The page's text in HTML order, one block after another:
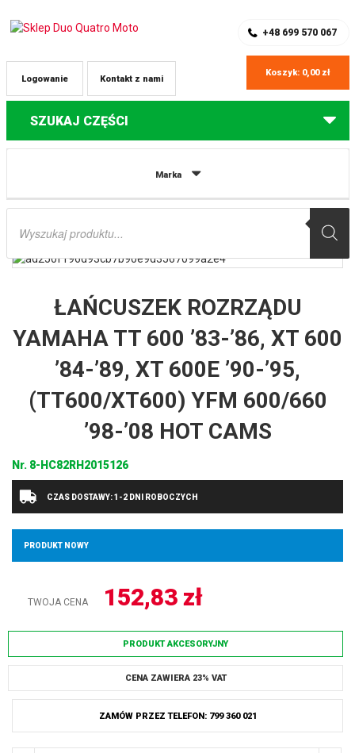
+48 699 570 067
Kontakt z nami
Logowanie
Koszyk: 0,00 zł
SZUKAJ CZĘŚCI
Marka
Wyszukiwarka
Części do quadów Yamaha
600/660 ’98-’08 HOT CAMS
ŁAŃCUSZEK ROZRZĄDU
YAMAHA TT 600 ’83-’86, XT 600
’84-’89, XT 600E ’90-’95,
(TT600/XT600) YFM 600/660
’98-’08 HOT CAMS
Nr. 8-HC82RH2015126
CZAS DOSTAWY: 1-2 DNI ROBOCZYCH
PRODUKT NOWY
TWOJA CENA 152,83 zł
PRODUKT AKCESORYJNY
CENA ZAWIERA 23% VAT
ZAMÓW PRZEZ TELEFON: 799 360 021